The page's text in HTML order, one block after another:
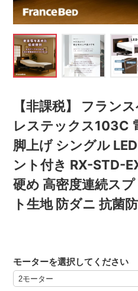
【非課税】 フラン
レステックス103C
脚上げ シングル
ント付き RX-STD-
硬め 高密度連続ス
ト生地 防ダニ 抗菌
モーターを選択してください